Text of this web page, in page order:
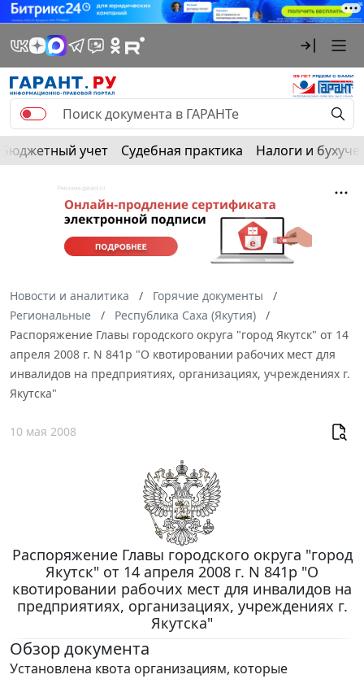
Бюджетный учет Судебная практика Налоги и
Новости и аналитика
Горячие документы
Региональные
Республика Саха (Якутия)
Распоряжение Главы городского округа "город Якутск" от 14
апреля 2008 г. N 841р "О квотировании рабочих мест для
инвалидов на предприятиях, организациях, учреждениях г.
Якутска"
10 мая 2008
Распоряжение Главы городского округа "город
Якутск" от 14 апреля 2008 г. N 841р "О
квотировании рабочих мест для инвалидов на
предприятиях, организациях, учреждениях г.
Якутска"
Обзор документа
Установлена квота организациям, которые